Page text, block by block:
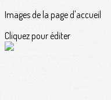
Images de la page d'accueil
Cliquez pour éditer